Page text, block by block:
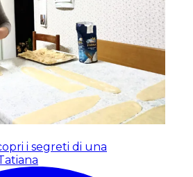
i segreti di una